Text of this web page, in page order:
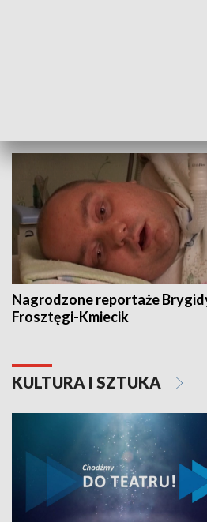
Nagrodzone reportaże
Frosztęgi-Kmiecik
KULTURA I SZTUKA